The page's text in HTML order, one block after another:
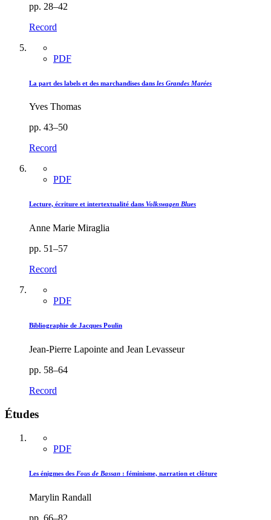
pp. 28–42
Record
PDF
La part des labels et des marchandises dans les Grandes Marées
Yves Thomas
pp. 43–50
Record
PDF
Lecture, écriture et intertextualité dans Volkswagen Blues
Anne Marie Miraglia
pp. 51–57
Record
PDF
Bibliographie de Jacques Poulin
Jean-Pierre Lapointe and Jean Levasseur
pp. 58–64
Record
Études
PDF
Les énigmes des Fous de Bassan : féminisme, narration et clôture
Marylin Randall
pp. 66–82